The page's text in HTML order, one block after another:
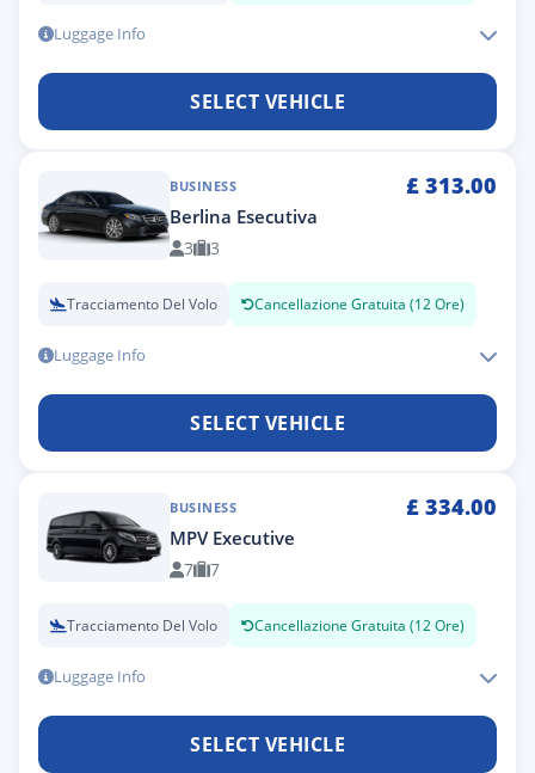
Luggage Info
SELECT VEHICLE
BUSINESS £ 313.00
Berlina Esecutiva
3 3
Tracciamento Del Volo Cancellazione Gratuita (12 Ore)
Luggage Info
SELECT VEHICLE
BUSINESS £ 334.00
MPV Executive
7 7
Tracciamento Del Volo Cancellazione Gratuita (12 Ore)
Luggage Info
SELECT VEHICLE